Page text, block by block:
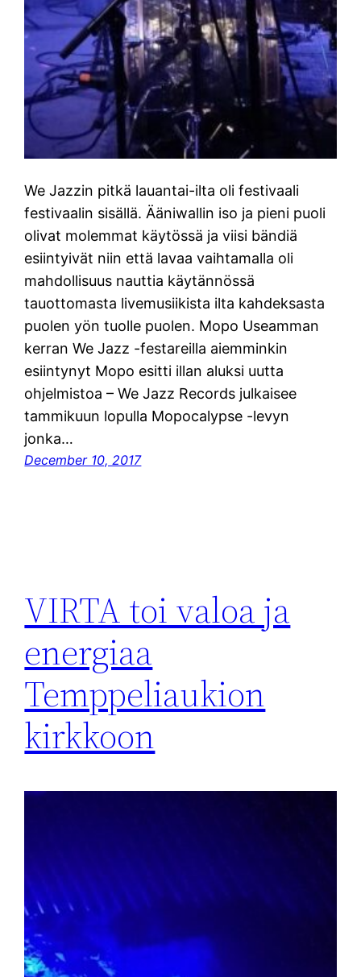
We Jazzin pitkä lauantai-ilta oli festivaali
festivaalin sisällä. Ääniwallin iso ja pieni puoli
olivat molemmat käytössä ja viisi bändiä
esiintyivät niin että lavaa vaihtamalla oli
mahdollisuus nauttia käytännössä
tauottomasta livemusiikista ilta kahdeksasta
puolen yön tuolle puolen. Mopo Useamman
kerran We Jazz -festareilla aiemminkin
esiintynyt Mopo esitti illan aluksi uutta
ohjelmistoa – We Jazz Records julkaisee
tammikuun lopulla Mopocalypse -levyn
jonka…
December 10, 2017
VIRTA toi valoa ja
energiaa
Temppeliaukion
kirkkoon